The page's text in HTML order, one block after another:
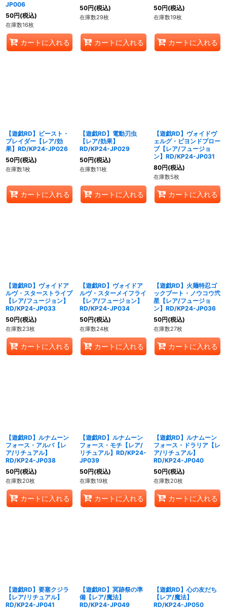
JP006
50円(税込)
在庫数16枚
カートに入れる
50円(税込)
在庫数29枚
カートに入れる
50円(税込)
在庫数19枚
カートに入れる
【遊戯RD】ビースト・
ブレイダー【レア/効
果】RD/KP24-JP026
50円(税込)
在庫数1枚
カートに入れる
【遊戯RD】電動刃虫
【レア/効果】
RD/KP24-JP029
50円(税込)
在庫数11枚
カートに入れる
【遊戯RD】ヴォイドヴ
ェルグ・ビヨンドプロー
ブ【レア/フュージョ
ン】RD/KP24-JP031
80円(税込)
在庫数5枚
カートに入れる
【遊戯RD】ヴォイドア
ルヴ・スターストライプ
【レア/フュージョン】
RD/KP24-JP033
50円(税込)
在庫数23枚
カートに入れる
【遊戯RD】ヴォイドア
ルヴ・スターメイフライ
【レア/フュージョン】
RD/KP24-JP034
50円(税込)
在庫数24枚
カートに入れる
【遊戯RD】火麺特忍ゴ
ックブート・ノウコウ弐
星【レア/フュージョ
ン】RD/KP24-JP036
50円(税込)
在庫数27枚
カートに入れる
【遊戯RD】ルナムーン
フォース・アルバ【レ
ア/リチュアル】
RD/KP24-JP038
50円(税込)
在庫数20枚
カートに入れる
【遊戯RD】ルナムーン
フォース・モチ【レア/
リチュアル】RD/KP24-
JP039
50円(税込)
在庫数19枚
カートに入れる
【遊戯RD】ルナムーン
フォース・ドラリア【レ
ア/リチュアル】
RD/KP24-JP040
50円(税込)
在庫数20枚
カートに入れる
【遊戯RD】要塞クジラ
【レア/リチュアル】
RD/KP24-JP041
【遊戯RD】冥跡祭の準
備【レア/魔法】
RD/KP24-JP049
【遊戯RD】心の友だち
【レア/魔法】
RD/KP24-JP050